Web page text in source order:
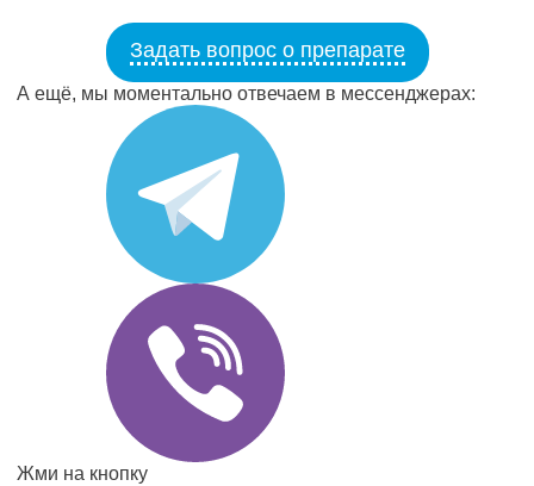
Задать вопрос о препарате
А ещё, мы моментально отвечаем в мессенджерах:
Жми на кнопку